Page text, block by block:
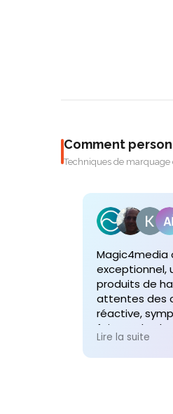
Comment
Techniques de
Magic4media
exceptionnel,
produits de
attentes des
réactive,
faisant de
plaisir. Je
services
Lire la suite